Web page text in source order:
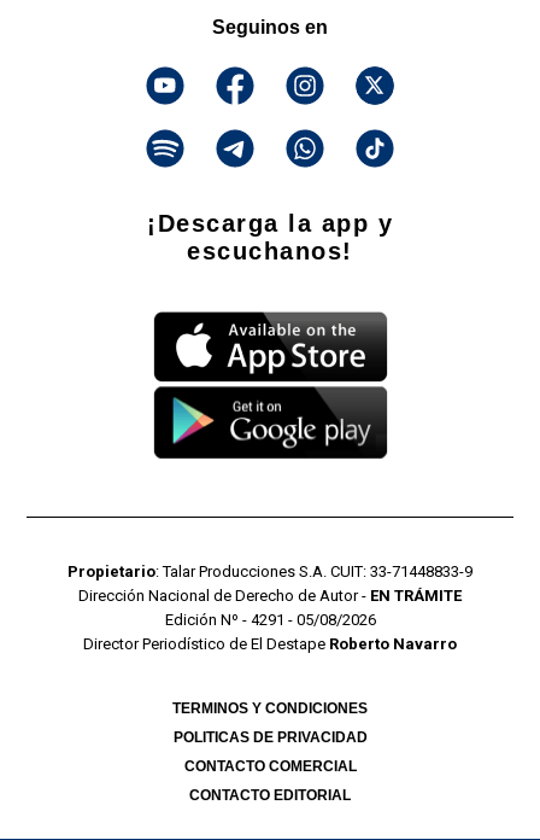
Seguinos en
¡Descarga la app y
escuchanos!
Propietario: Talar Producciones S.A. CUIT: 33-71448833-9
Dirección Nacional de Derecho de Autor - EN TRÁMITE
Edición Nº - 4291 - 05/08/2026
Director Periodístico de El Destape Roberto Navarro
TERMINOS Y CONDICIONES
POLITICAS DE PRIVACIDAD
CONTACTO COMERCIAL
CONTACTO EDITORIAL